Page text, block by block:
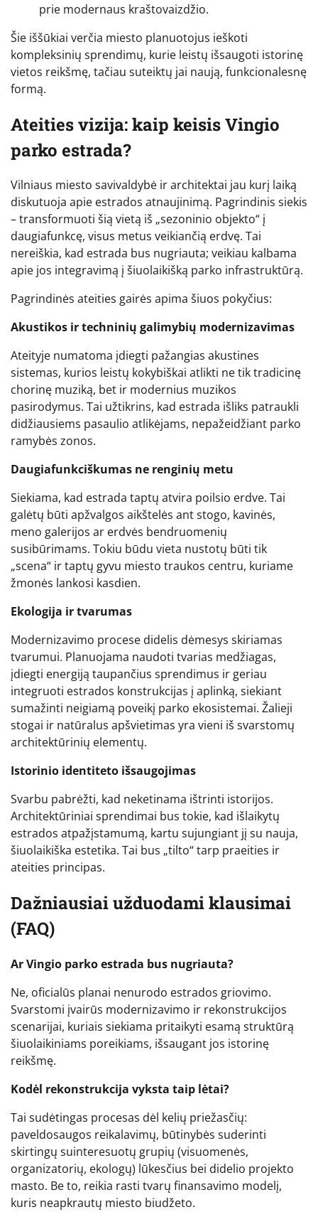
prie modernaus kraštovaizdžio.
Šie iššūkiai verčia miesto planuotojus ieškoti
kompleksinių sprendimų, kurie leistų išsaugoti istorinę
vietos reikšmę, tačiau suteiktų jai naują, funkcionalesnę
formą.
Ateities vizija: kaip keisis Vingio
parko estrada?
Vilniaus miesto savivaldybė ir architektai jau kurį laiką
diskutuoja apie estrados atnaujinimą. Pagrindinis siekis
– transformuoti šią vietą iš „sezoninio objekto“ į
daugiafunkcę, visus metus veikiančią erdvę. Tai
nereiškia, kad estrada bus nugriauta; veikiau kalbama
apie jos integravimą į šiuolaikišką parko infrastruktūrą.
Pagrindinės ateities gairės apima šiuos pokyčius:
Akustikos ir techninių galimybių modernizavimas
Ateityje numatoma įdiegti pažangias akustines
sistemas, kurios leistų kokybiškai atlikti ne tik tradicinę
chorinę muziką, bet ir modernius muzikos
pasirodymus. Tai užtikrins, kad estrada išliks patraukli
didžiausiems pasaulio atlikėjams, nepažeidžiant parko
ramybės zonos.
Daugiafunkciškumas ne renginių metu
Siekiama, kad estrada taptų atvira poilsio erdve. Tai
galėtų būti apžvalgos aikštelės ant stogo, kavinės,
meno galerijos ar erdvės bendruomenių
susibūrimams. Tokiu būdu vieta nustotų būti tik
„scena“ ir taptų gyvu miesto traukos centru, kuriame
žmonės lankosi kasdien.
Ekologija ir tvarumas
Modernizavimo procese didelis dėmesys skiriamas
tvarumui. Planuojama naudoti tvarias medžiagas,
įdiegti energiją taupančius sprendimus ir geriau
integruoti estrados konstrukcijas į aplinką, siekiant
sumažinti neigiamą poveikį parko ekosistemai. Žalieji
stogai ir natūralus apšvietimas yra vieni iš svarstomų
architektūrinių elementų.
Istorinio identiteto išsaugojimas
Svarbu pabrėžti, kad neketinama ištrinti istorijos.
Architektūriniai sprendimai bus tokie, kad išlaikytų
estrados atpažįstamumą, kartu sujungiant jį su nauja,
šiuolaikiška estetika. Tai bus „tilto“ tarp praeities ir
ateities principas.
Dažniausiai užduodami klausimai
(FAQ)
Ar Vingio parko estrada bus nugriauta?
Ne, oficialūs planai nenurodo estrados griovimo.
Svarstomi įvairūs modernizavimo ir rekonstrukcijos
scenarijai, kuriais siekiama pritaikyti esamą struktūrą
šiuolaikiniams poreikiams, išsaugant jos istorinę
reikšmę.
Kodėl rekonstrukcija vyksta taip lėtai?
Tai sudėtingas procesas dėl kelių priežasčių:
paveldosaugos reikalavimų, būtinybės suderinti
skirtingų suinteresuotų grupių (visuomenės,
organizatorių, ekologų) lūkesčius bei didelio projekto
masto. Be to, reikia rasti tvarų finansavimo modelį,
kuris neapkrautų miesto biudžeto.